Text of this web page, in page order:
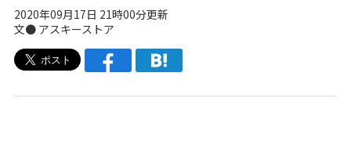
2020年09月17日 21時00分更新
文● アスキーストア